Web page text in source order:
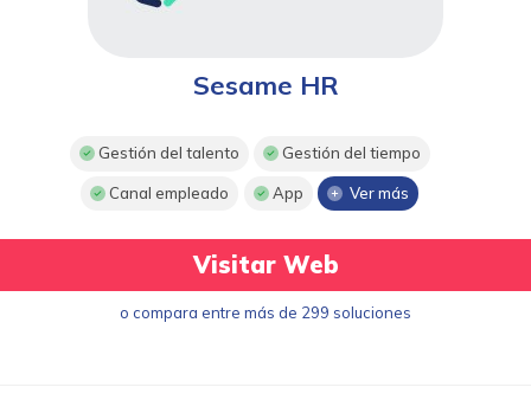
Sesame HR
Gestión del talento Gestión del tiempo
Canal empleado App Ver más
Visitar Web
o compara entre más de 299 soluciones